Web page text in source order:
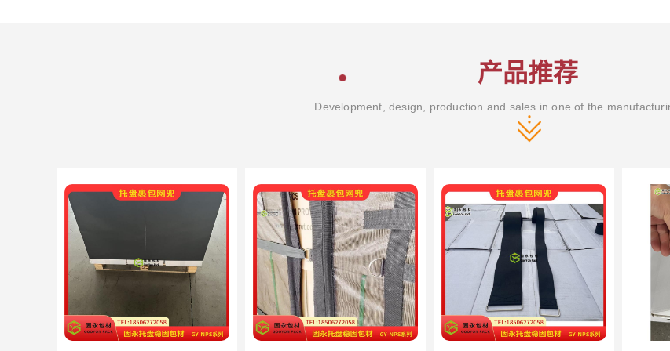
产品推荐
Development, design, production and sales in one of the